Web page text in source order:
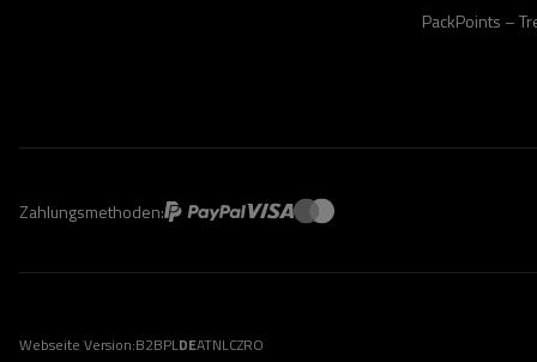
PackPoints –
Zahlungsmethoden:
Webseite Version:B2BPLDEATNLCZRO